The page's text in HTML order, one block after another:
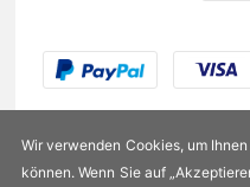
Wir verwenden Cookies, um
können. Wenn Sie auf